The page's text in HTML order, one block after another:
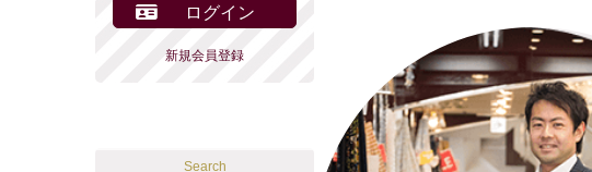
ログイン
新規会員登録
Search